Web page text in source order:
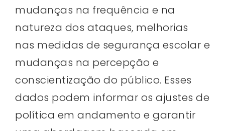
mudanças na frequência e na
natureza dos ataques, melhorias
nas medidas de segurança escolar e
mudanças na percepção e
conscientização do público. Esses
dados podem informar os ajustes de
política em andamento e garantir